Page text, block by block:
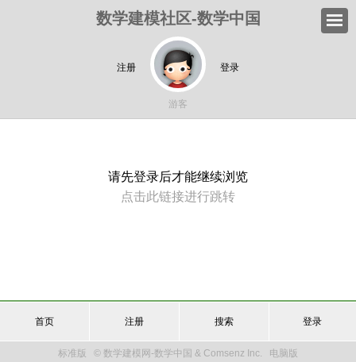
数学建模社区-数学中国
注册 登录
游客
请先登录后才能继续浏览
点击此链接进行跳转
首页 注册 搜索 登录
标准版 © 数学建模网-数学中国 & Comsenz Inc. 电脑版